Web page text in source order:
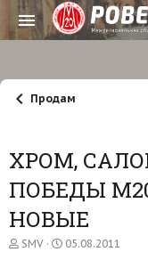
Продам
ХРОМ,
ПОБЕДЫ
НОВЫЕ
А
SMV
Д
05.08.2011